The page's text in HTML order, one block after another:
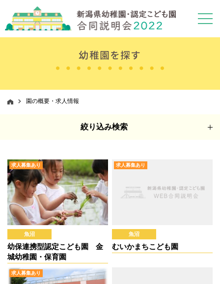
幼稚園を探す
園の概要・求人情報
絞り込み検索
求人募集あり
魚沼
幼保連携型認定こども園 金
城幼稚園・保育園
求人募集あり
魚沼
むいかまちこども園
求人募集あり